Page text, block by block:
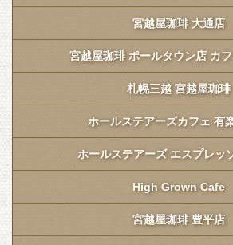
宮越屋珈琲 大通店
宮越屋珈琲 ポールタウン店 カ
札幌三越 宮越屋珈琲
ホールステアーズカフェ 有
ホールステアーズ エスプレッ
High Grown Cafe
宮越屋珈琲 豊平店